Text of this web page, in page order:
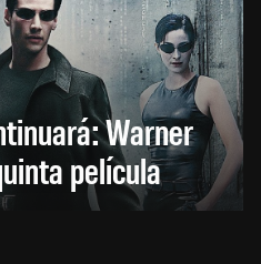
Warner
película